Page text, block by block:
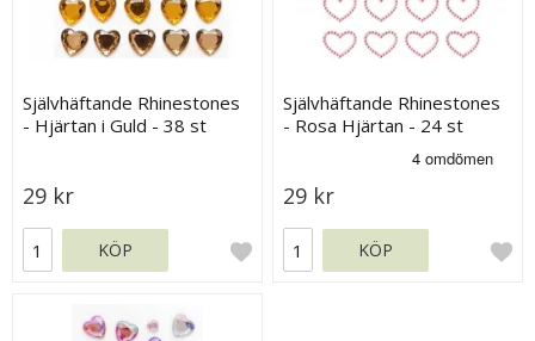
Självhäftande Rhinestones
- Hjärtan i Guld - 38 st
29 kr
KÖP
Självhäftande Rhinestones
- Rosa Hjärtan - 24 st
29 kr
KÖP